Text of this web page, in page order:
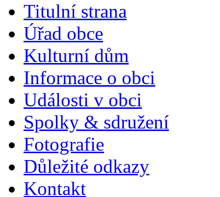
Titulní strana
Úřad obce
Kulturní dům
Informace o obci
Události v obci
Spolky & sdružení
Fotografie
Důležité odkazy
Kontakt